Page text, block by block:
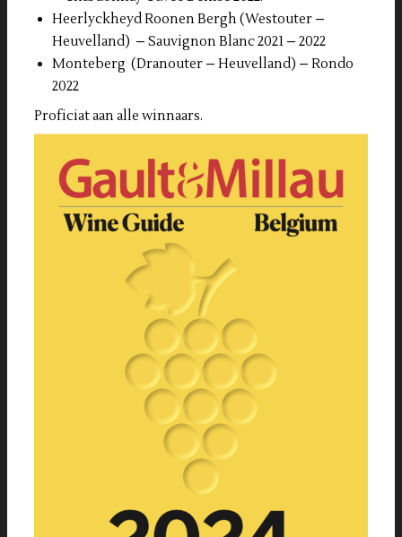
Heerlyckheyd Roonen Bergh (Westouter –
Heuvelland) – Sauvignon Blanc 2021 – 2022
Monteberg (Dranouter – Heuvelland) – Rondo
2022
Proficiat aan alle winnaars.